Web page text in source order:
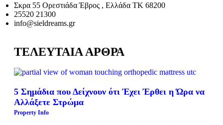
Σκρα 55 Ορεστιάδα Έβρος , Ελλάδα ΤΚ 68200
25520 21300
info@sieldreams.gr
ΤΕΛΕΥΤΑΙΑ ΑΡΘΡΑ
5 Σημάδια που Δείχνουν ότι Έχει Έρθει η Ώρα να
Αλλάξετε Στρώμα
Property Info